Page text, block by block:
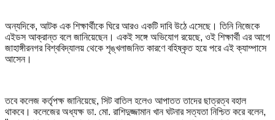
অন্যদিকে, আটক এক শিক্ষার্থীকে ঘিরে আরও একটি দাবি উঠে এসেছে। তিনি নিজেকে
এইডস আক্রান্ত বলে জানিয়েছেন। একই সঙ্গে অভিযোগ রয়েছে, ওই শিক্ষার্থী এর আগে
জাহাঙ্গীরনগর বিশ্ববিদ্যালয় থেকে শৃঙ্খলাজনিত কারণে বহিষ্কৃত হয়ে পরে এই ক্যাম্পাসে
আসেন।
তবে কলেজ কর্তৃপক্ষ জানিয়েছে, সিট বাতিল হলেও আপাতত তাদের ছাত্রত্ব বহাল
থাকবে। কলেজের অধ্যক্ষ ডা. মো. রাশিদুজ্জামান খান ঘটনার সত্যতা নিশ্চিত করে বলেন,